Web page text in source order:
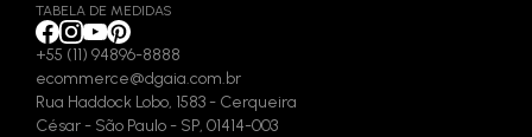
TABELA DE MEDIDAS
+55 (11) 94896-8888
ecommerce@dgaia.com.br
Rua Haddock Lobo, 1583 - Cerqueira
César - São Paulo - SP, 01414-003